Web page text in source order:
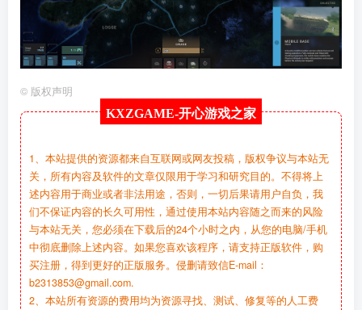
© 版权声明
KXZGAME-开心游戏之家
1、本站提供的资源都来自互联网或网友投稿，版权争议与本站无
关，所有内容及软件的文章仅限用于学习和研究目的。不得将上
述内容用于商业或者非法用途，否则，一切后果请用户自负，我
们不保证内容的长久可用性，通过使用本站内容随之而来的风险
与本站无关，您必须在下载后的24个小时之内，从您的电脑/手机
中彻底删除上述内容。如果您喜欢该程序，请支持正版软件，购
买注册，得到更好的正版服务。侵删请致信E-mail：
b2313853@gmail.com.
2、本站所有资源的费用均为资源寻找、测试、修复等的人工费